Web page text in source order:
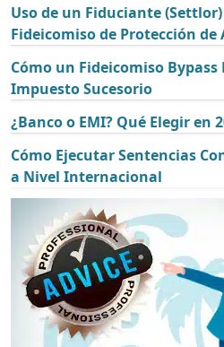
Uso de un Fiduciante
Fideicomiso de Protección de
Cómo un Fideicomiso
Impuesto Sucesorio
¿Banco o EMI? Qué Elegir en
Cómo Ejecutar Sentencias
a Nivel Internacional